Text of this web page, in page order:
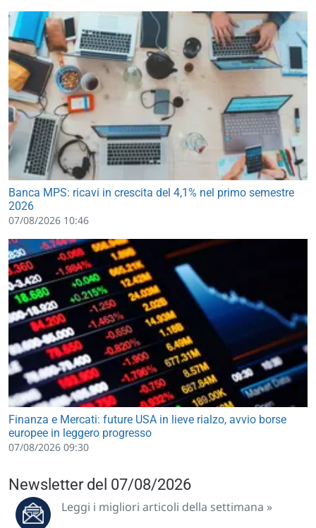
Banca MPS: ricavi in crescita del 4,1% nel primo semestre
2026
07/08/2026 10:46
Finanza e Mercati: future USA in lieve rialzo, avvio borse
europee in leggero progresso
07/08/2026 09:30
Newsletter del 07/08/2026
Leggi i migliori articoli della settimana »